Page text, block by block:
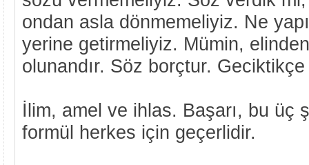
ondan asla dönmemeliyiz. Ne
yerine getirmeliyiz. Mümin,
olunandır. Söz borçtur. Geciktikçe
İlim, amel ve ihlas. Başarı, bu üç
formül herkes için geçerlidir.